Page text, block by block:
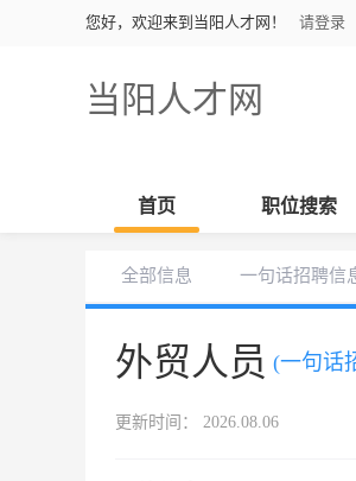
您好，欢迎来到当阳人才网！ 请登录
当阳人才网
首页 职位搜索
全部信息 一句话招聘信
外贸人员 (一句话
更新时间： 2026.08.06